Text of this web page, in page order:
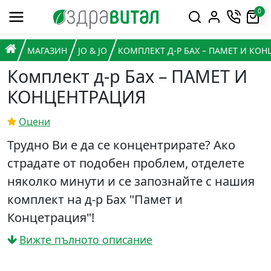
Премини към съдържанието
Горна навигация
0
Главна навигация
НАЧАЛО
МАГАЗИН JO & JO КОМПЛЕКТ Д-Р БАХ – ПАМЕТ И
Комплект д-р Бах – ПАМЕТ И
КОНЦЕНТРАЦИЯ
Оцени
Трудно Ви е да се концентрирате? Ако
страдате от подобен проблем, отделете
няколко минути и се запознайте с нашия
комплект на д-р Бах "Памет и
Концетрация"!
Вижте пълното описание